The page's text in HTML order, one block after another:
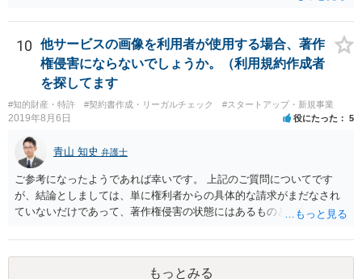
10
他サービスの画像を利用者が使用する場合、著作
権侵害にならないでしょうか。（利用規約作成者
を探してます
#知的財産・特許 #契約書作成・リーガルチェック #スタートアップ・新規事業
2019年8月6日 役にたった 5
青山 知史 弁護士
ご参考になったようであれば幸いです。 上記のご質問についてです
が、結論としましては、単に権利者からの具体的な請求がまだなされ
ていないだけであって、著作権侵害の状態にはあるものと思慮いたし
ンテンツの投稿については、適法か否かも含め、投稿者で自己責任で
行うものとし、サイトとしては責任を持たない旨の規定がなされてい
ることがあります。 利用者も多いため、サイトとして投稿画像等のチ
もっとみる